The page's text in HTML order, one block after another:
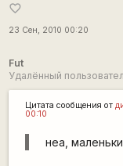
favorite_border
23 Сен, 2010 00:20
Fut
Удалённый
Цитата сообщения от
00:10
неа,